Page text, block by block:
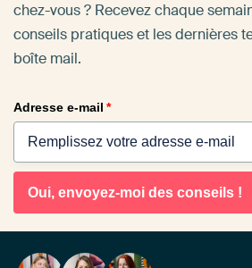
chez-vous ? Recevez chaque
conseils pratiques et les dernières
boîte mail.
Adresse e-mail *
Oui, envoyez-moi des conseils !